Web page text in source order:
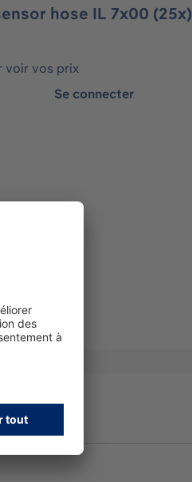
hose IL 7x00 (25x)
voir vos prix
Se connecter